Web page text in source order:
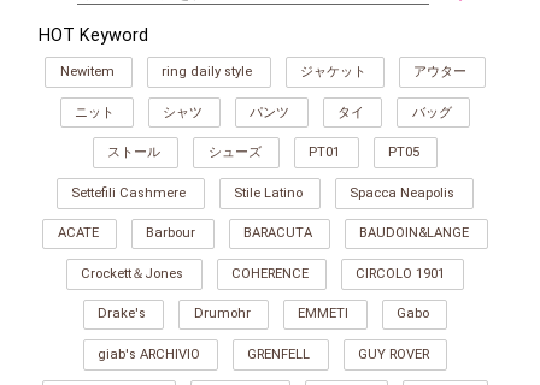
HOT Keyword
Newitem ring daily style ジャケット アウター
ニット シャツ パンツ タイ バッグ
ストール シューズ PT01 PT05
Settefili Cashmere Stile Latino Spacca Neapolis
ACATE Barbour BARACUTA BAUDOIN&LANGE
Crockett＆Jones COHERENCE CIRCOLO 1901
Drake's Drumohr EMMETI Gabo
giab's ARCHIVIO GRENFELL GUY ROVER